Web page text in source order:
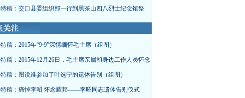
特稿：交口县委组织部一行到黑茶山四八烈士纪念馆祭
特稿：2015年“9·9”深情缅怀毛主席（组图）
特稿：2015年12月26日，毛主席亲属和身边工作人员怀念
特稿：图说谁参加了叶选宁的遗体告别（组图）
特稿：痛悼李昭 怀念耀邦——李昭同志遗体告别仪式